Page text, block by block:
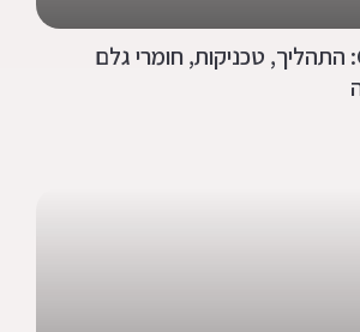
עיבוד שבבי CNC: התהליך, טכניקות, חומרי גלם